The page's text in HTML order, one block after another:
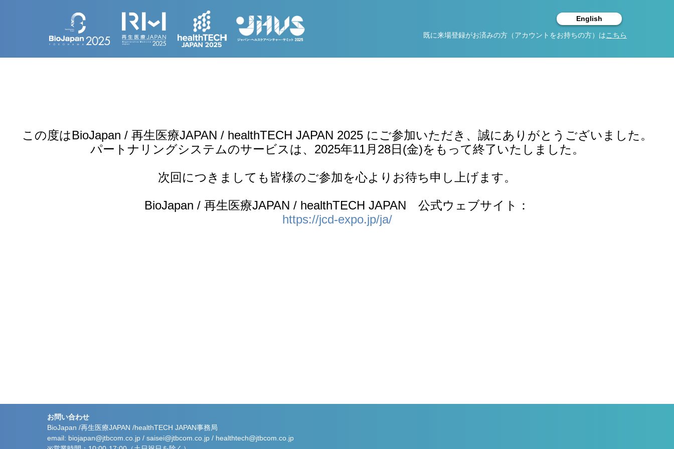
English
既に来場登録がお済みの方（アカウントをお持ちの方）はこちら
この度はBioJapan / 再生医療JAPAN / healthTECH JAPAN 2025 にご参加いただき、誠にありがとうございました。
パートナリングシステムのサービスは、2025年11月28日(金)をもって終了いたしました。
次回につきましても皆様のご参加を心よりお待ち申し上げます。
BioJapan / 再生医療JAPAN / healthTECH JAPAN 公式ウェブサイト：
https://jcd-expo.jp/ja/
お問い合わせ
BioJapan /再生医療JAPAN /healthTECH JAPAN事務局
email: biojapan@jtbcom.co.jp / saisei@jtbcom.co.jp / healthtech@jtbcom.co.jp